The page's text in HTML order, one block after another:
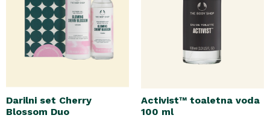
Darilni set Cherry
Blossom Duo
Activist™ toaletna voda
100 ml